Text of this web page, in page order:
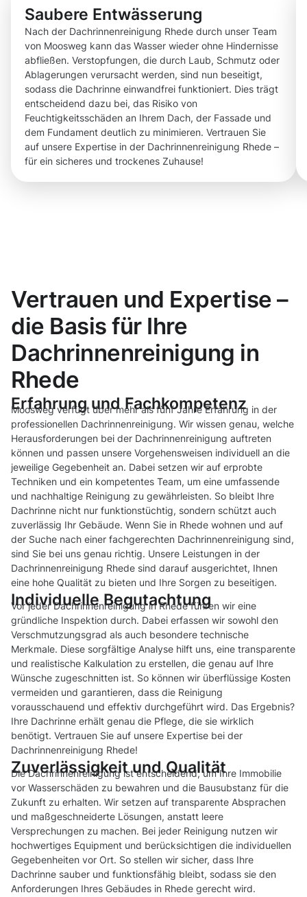
Saubere Entwässerung
Nach der Dachrinnenreinigung Rhede durch unser Team
von Moosweg kann das Wasser wieder ohne Hindernisse
abfließen. Verstopfungen, die durch Laub, Schmutz oder
Ablagerungen verursacht werden, sind nun beseitigt,
sodass die Dachrinne einwandfrei funktioniert. Dies trägt
entscheidend dazu bei, das Risiko von
Feuchtigkeitsschäden an Ihrem Dach, der Fassade und
dem Fundament deutlich zu minimieren. Vertrauen Sie
auf unsere Expertise in der Dachrinnenreinigung Rhede –
für ein sicheres und trockenes Zuhause!
Vertrauen und Expertise –
die Basis für Ihre
Dachrinnenreinigung in
Rhede
Erfahrung und Fachkompetenz
Moosweg verfügt über mehr als fünf Jahre Erfahrung in der
professionellen Dachrinnenreinigung. Wir wissen genau, welche
Herausforderungen bei der Dachrinnenreinigung auftreten
können und passen unsere Vorgehensweisen individuell an die
jeweilige Gegebenheit an. Dabei setzen wir auf erprobte
Techniken und ein kompetentes Team, um eine umfassende
und nachhaltige Reinigung zu gewährleisten. So bleibt Ihre
Dachrinne nicht nur funktionstüchtig, sondern schützt auch
zuverlässig Ihr Gebäude. Wenn Sie in Rhede wohnen und auf
der Suche nach einer fachgerechten Dachrinnenreinigung sind,
sind Sie bei uns genau richtig. Unsere Leistungen in der
Dachrinnenreinigung Rhede sind darauf ausgerichtet, Ihnen
eine hohe Qualität zu bieten und Ihre Sorgen zu beseitigen.
Individuelle Begutachtung
Vor jeder Dachrinnenreinigung in Rhede führen wir eine
gründliche Inspektion durch. Dabei erfassen wir sowohl den
Verschmutzungsgrad als auch besondere technische
Merkmale. Diese sorgfältige Analyse hilft uns, eine transparente
und realistische Kalkulation zu erstellen, die genau auf Ihre
Wünsche zugeschnitten ist. So können wir überflüssige Kosten
vermeiden und garantieren, dass die Reinigung
vorausschauend und effektiv durchgeführt wird. Das Ergebnis?
Ihre Dachrinne erhält genau die Pflege, die sie wirklich
benötigt. Vertrauen Sie auf unsere Expertise bei der
Dachrinnenreinigung Rhede!
Zuverlässigkeit und Qualität
Die Dachrinnenreinigung ist entscheidend, um Ihre Immobilie
vor Wasserschäden zu bewahren und die Bausubstanz für die
Zukunft zu erhalten. Wir setzen auf transparente Absprachen
und maßgeschneiderte Lösungen, anstatt leere
Versprechungen zu machen. Bei jeder Reinigung nutzen wir
hochwertiges Equipment und berücksichtigen die individuellen
Gegebenheiten vor Ort. So stellen wir sicher, dass Ihre
Dachrinne sauber und funktionsfähig bleibt, sodass sie den
Anforderungen Ihres Gebäudes in Rhede gerecht wird.